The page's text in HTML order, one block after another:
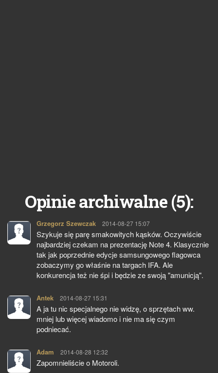
Opinie archiwalne (5):
Grzegorz Szewczak pisze:
2014-08-27 15:07
Szykuje się parę smakowitych kąsków. Oczywiście
najbardziej czekam na prezentację Note 4. Klasycznie
tak jak poprzednie edycje samsungowego flagowca
zobaczymy go właśnie na targach IFA. Ale
konkurencja też nie śpi i będzie ze swoją "amunicją".
Antek pisze:
2014-08-27 15:31
A ja tu nic specjalnego nie widzę, o sprzętach ww.
mniej lub więcej wiadomo i nie ma się czym
podniecać.
Adam pisze:
2014-08-28 12:32
Zapomnieliście o Motoroli.